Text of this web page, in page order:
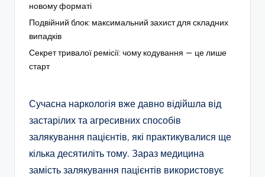
новому форматі
Подвійний блок: максимальний захист для складних
випадків
Секрет тривалої ремісії: чому кодування — це лише
старт
Сучасна наркологія вже давно відійшла від
застарілих та агресивних способів
залякування пацієнтів, які практикувалися ще
кілька десятиліть тому. Зараз медицина
замість залякування пацієнтів використовує